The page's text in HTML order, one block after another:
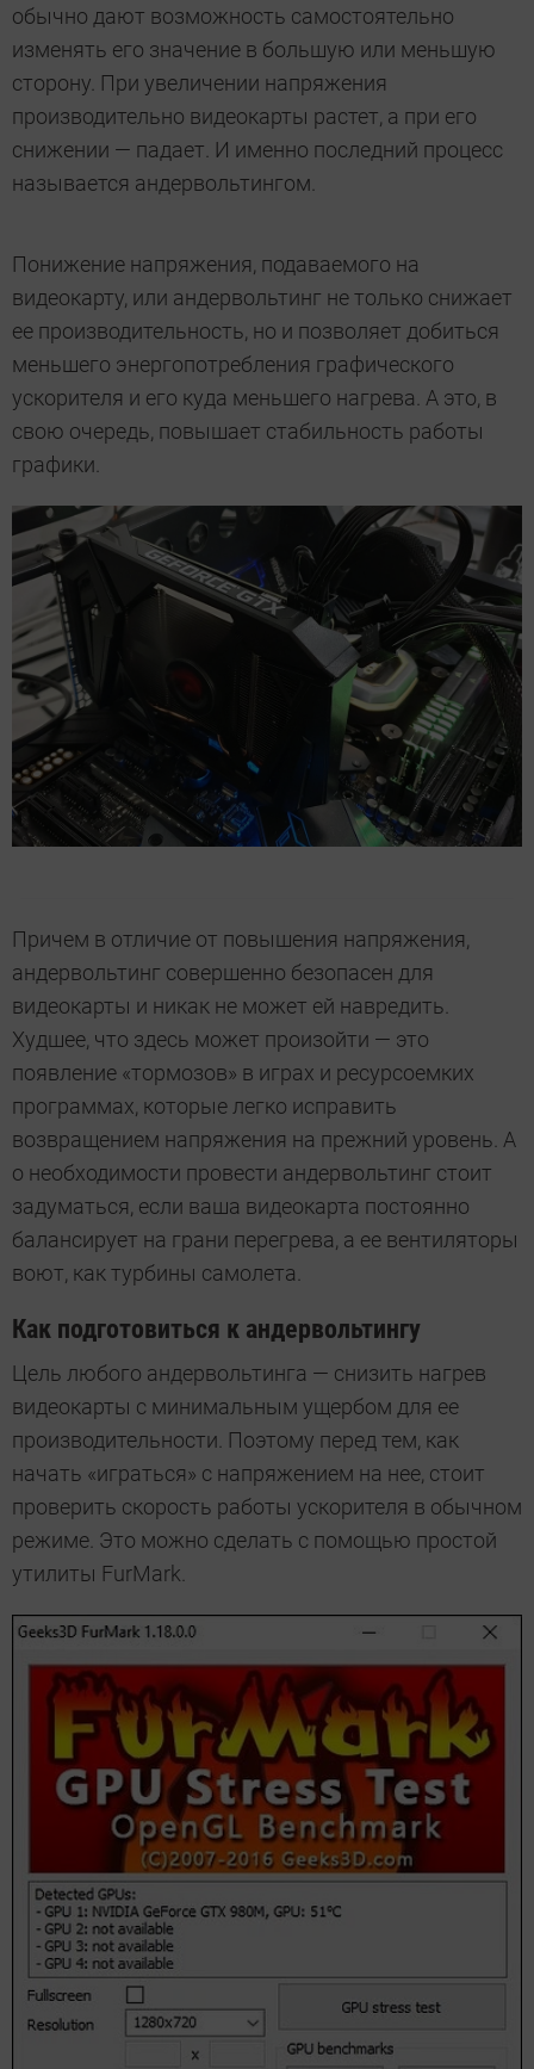
обычно дают возможность самостоятельно
изменять его значение в большую или меньшую
сторону. При увеличении напряжения
производительно видеокарты растет, а при его
снижении — падает. И именно последний процесс
называется андервольтингом.
Понижение напряжения, подаваемого на
видеокарту, или андервольтинг не только снижает
ее производительность, но и позволяет добиться
меньшего энергопотребления графического
ускорителя и его куда меньшего нагрева. А это, в
свою очередь, повышает стабильность работы
графики.
Причем в отличие от повышения напряжения,
андервольтинг совершенно безопасен для
видеокарты и никак не может ей навредить.
Худшее, что здесь может произойти — это
появление «тормозов» в играх и ресурсоемких
программах, которые легко исправить
возвращением напряжения на прежний уровень. А
о необходимости провести андервольтинг стоит
задуматься, если ваша видеокарта постоянно
балансирует на грани перегрева, а ее вентиляторы
воют, как турбины самолета.
Как подготовиться к андервольтингу
Цель любого андервольтинга — снизить нагрев
видеокарты с минимальным ущербом для ее
производительности. Поэтому перед тем, как
начать «играться» с напряжением на нее, стоит
проверить скорость работы ускорителя в обычном
режиме. Это можно сделать с помощью простой
утилиты FurMark.